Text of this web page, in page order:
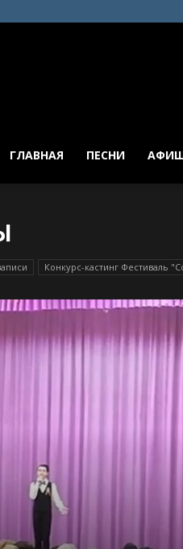
ГЛАВНАЯ ПЕСНИ
Конкурс-кастинг Фестиваль